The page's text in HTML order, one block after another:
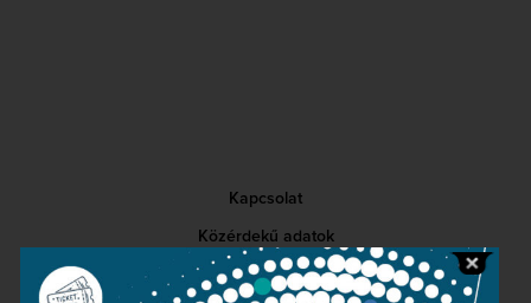
Kapcsolat
Közérdekű adatok
Sajtószoba